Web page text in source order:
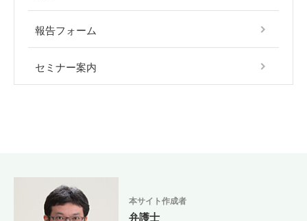
報告フォーム
セミナー案内
本サイト作成者
弁護士